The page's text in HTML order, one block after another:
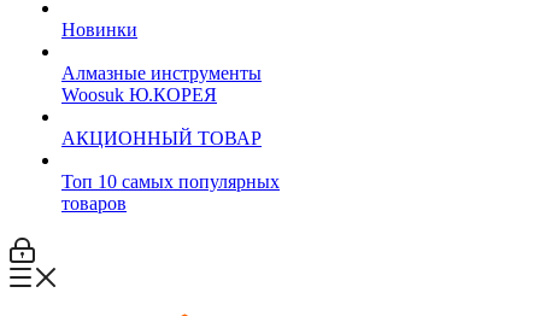
Новинки
Алмазные инструменты
Woosuk Ю.КОРЕЯ
АКЦИОННЫЙ ТОВАР
Топ 10 самых популярных
товаров